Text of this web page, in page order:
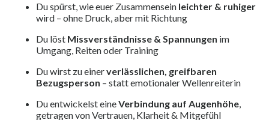
Du spürst, wie euer Zusammensein leichter & ruhiger
wird – ohne Druck, aber mit Richtung
Du löst Missverständnisse & Spannungen im
Umgang, Reiten oder Training
Du wirst zu einerverlässlichen, greifbaren
Bezugsperson – statt emotionaler Wellenreiterin
Du entwickelst eineVerbindung auf Augenhöhe,
getragen von Vertrauen, Klarheit & Mitgefühl